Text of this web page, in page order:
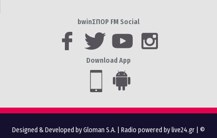
bwinΣΠΟΡ FM Social
Download App
Designed & Developed by Gloman S.A. Radio powered by live24.gr | ©